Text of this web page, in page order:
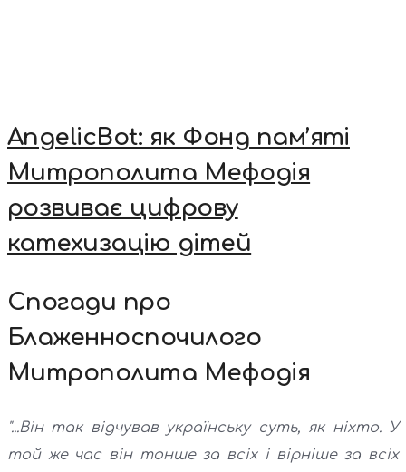
AngelicBot: як Фонд пам’яті
Митрополита Мефодія
розвиває цифрову
катехизацію дітей
Спогади про
Блаженноспочилого
Митрополита Мефодія
"...Він так відчував українську суть, як ніхто. У
той же час він тонше за всіх і вірніше за всіх